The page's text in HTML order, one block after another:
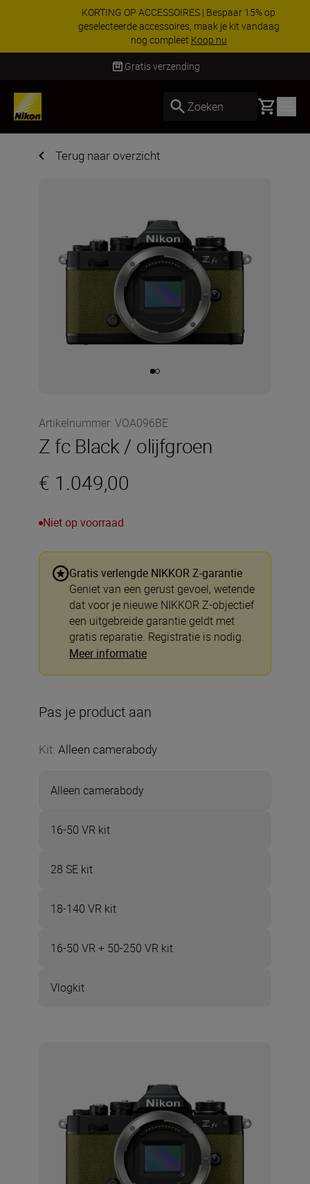
KORTING OP ACCESSOIRES | Bespaar 15% op
geselecteerde accessoires, maak je kit vandaag
nog compleetKoop nu
Levering binnen 2-3 werkdagen
Zoeken Basket
Terug naar overzicht
Artikelnummer: VOA096BE
Z fc Black / olijfgroen
€ 1.049,00
Niet op voorraad
Gratis verlengde NIKKOR Z-garantie
Geniet van een gerust gevoel, wetende
dat voor je nieuwe NIKKOR Z-objectief
een uitgebreide garantie geldt met
gratis reparatie. Registratie is nodig.
Meer informatie
Pas je product aan
Kit: Alleen camerabody
Alleen camerabody
16-50 VR kit
28 SE kit
18-140 VR kit
16-50 VR + 50-250 VR kit
Vlogkit